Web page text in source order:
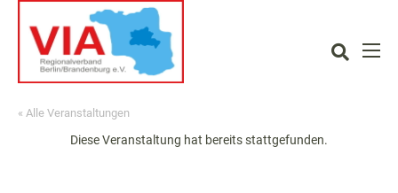
« Alle Veranstaltungen
Diese Ver­anstal­tung hat bere­its stattgefunden.